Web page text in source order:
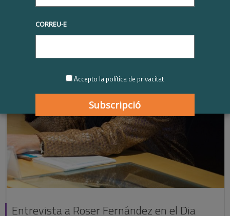
Entrevista a Roser Fernández en el Dia
CORREU-E
Accepto la política de privacitat